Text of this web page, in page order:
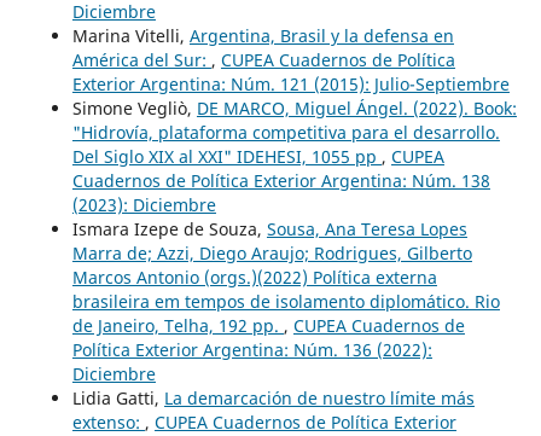
Diciembre
Marina Vitelli, Argentina, Brasil y la defensa en
América del Sur: , CUPEA Cuadernos de Política
Exterior Argentina: Núm. 121 (2015): Julio-Septiembre
Simone Vegliò, DE MARCO, Miguel Ángel. (2022). Book:
"Hidrovía, plataforma competitiva para el desarrollo.
Del Siglo XIX al XXI" IDEHESI, 1055 pp , CUPEA
Cuadernos de Política Exterior Argentina: Núm. 138
(2023): Diciembre
Ismara Izepe de Souza, Sousa, Ana Teresa Lopes
Marra de; Azzi, Diego Araujo; Rodrigues, Gilberto
Marcos Antonio (orgs.)(2022) Política externa
brasileira em tempos de isolamento diplomático. Rio
de Janeiro, Telha, 192 pp. , CUPEA Cuadernos de
Política Exterior Argentina: Núm. 136 (2022):
Diciembre
Lidia Gatti, La demarcación de nuestro límite más
extenso: , CUPEA Cuadernos de Política Exterior